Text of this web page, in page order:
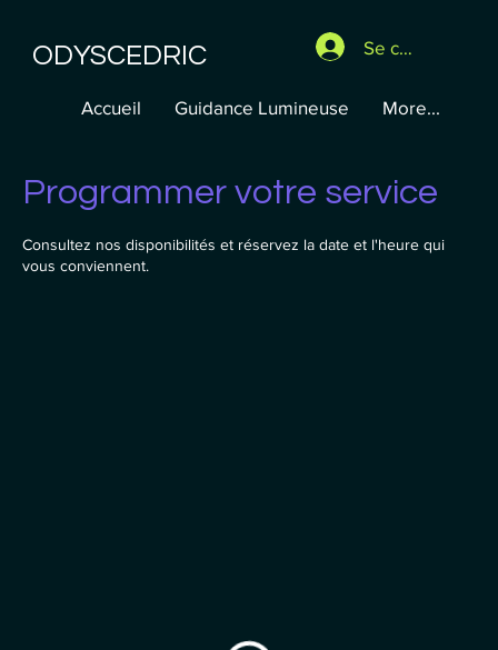
ODYSCEDRIC
Accueil Guidance Lumineuse More...
Se connecter
Programmer votre service
Consultez nos disponibilités et réservez la date et l'heure qui
vous conviennent.